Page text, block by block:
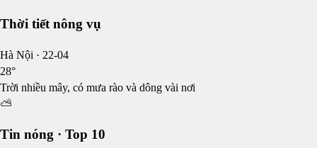
Thời tiết nông vụ
Hà Nội · 22-04
28°
Trời nhiều mây, có mưa rào và dông vài nơi
⛅
Tin nóng · Top 10